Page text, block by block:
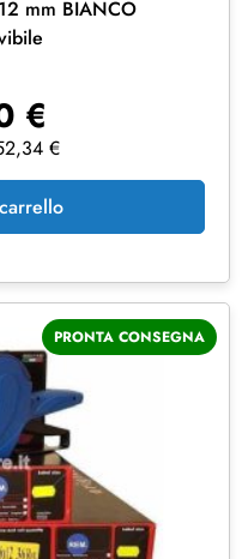
mm BIANCO
€
€
PRONTA CONSEGNA